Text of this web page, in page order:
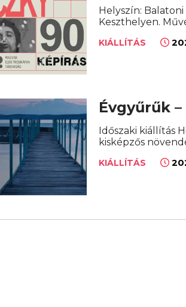
Helyszín:
Keszthelyen.
KIÁLLÍTÁS
Évgyűrűk
Időszaki kiállítás
kisképzős
KIÁLLÍTÁS